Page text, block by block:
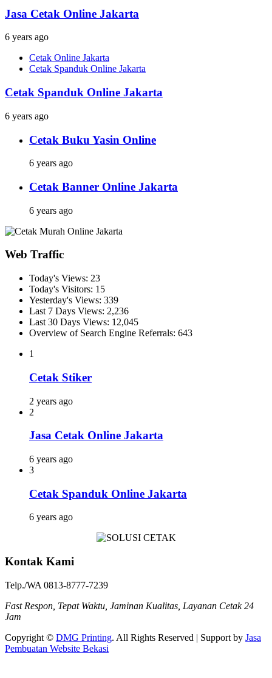
Jasa Cetak Online Jakarta
6 years ago
Cetak Online Jakarta
Cetak Spanduk Online Jakarta
Cetak Spanduk Online Jakarta
6 years ago
Cetak Buku Yasin Online
6 years ago
Cetak Banner Online Jakarta
6 years ago
Web Traffic
Today's Views: 23
Today's Visitors: 15
Yesterday's Views: 339
Last 7 Days Views: 2,236
Last 30 Days Views: 12,045
Overview of Search Engine Referrals: 643
1
Cetak Stiker
2 years ago
2
Jasa Cetak Online Jakarta
6 years ago
3
Cetak Spanduk Online Jakarta
6 years ago
Kontak Kami
Telp./WA 0813-8777-7239
Fast Respon, Tepat Waktu, Jaminan Kualitas, Layanan Cetak 24
Jam
Copyright © DMG Printing. All Rights Reserved | Support by Jasa
Pembuatan Website Bekasi